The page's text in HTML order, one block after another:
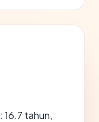
: 16.7 tahun,